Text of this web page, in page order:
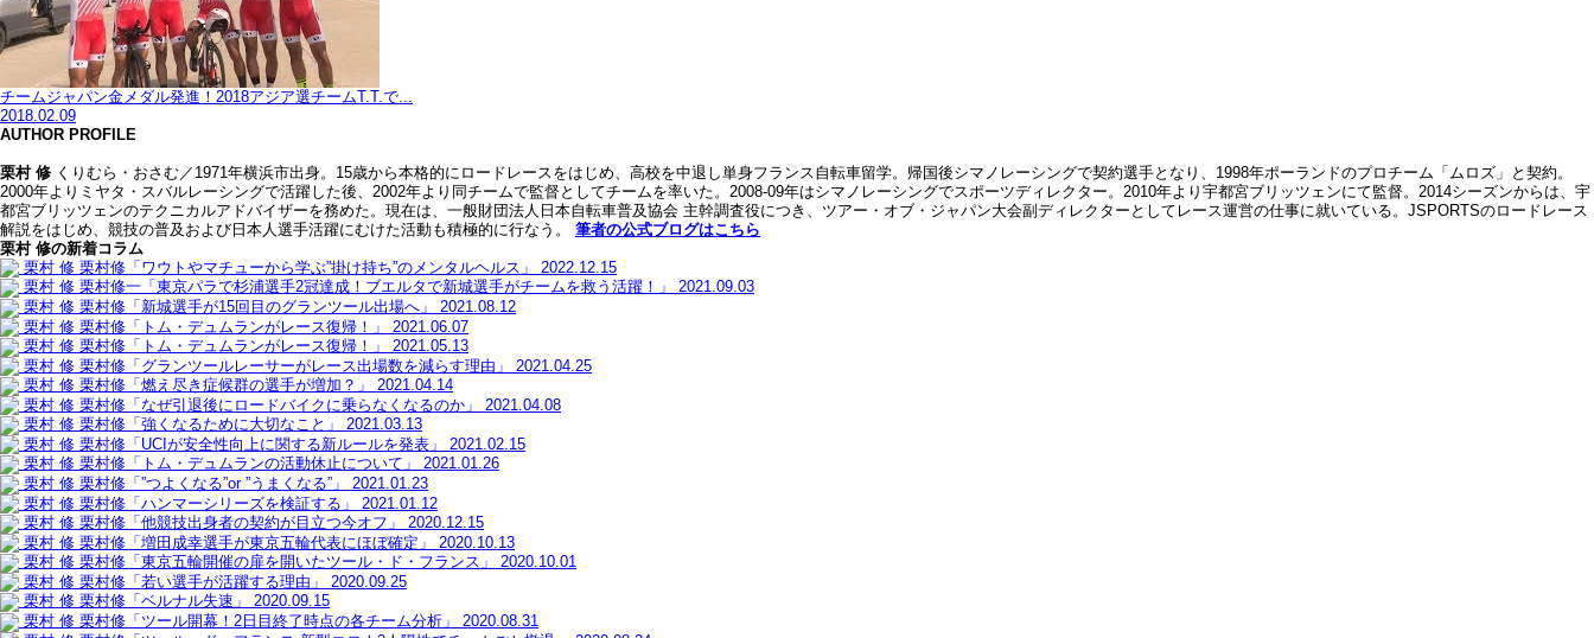
チームジャパン金メダル発進！2018アジア選チームT.T.で...
2018.02.09
AUTHOR PROFILE
栗村 修 くりむら・おさむ／1971年横浜市出身。15歳から本格的にロードレースをはじめ、高校を中退し単身フランス自転車留学。帰国後シマノレーシングで契約選手となり、1998年ポーランドのプロチーム「ムロズ」と契約。
2000年よりミヤタ・スバルレーシングで活躍した後、2002年より同チームで監督としてチームを率いた。2008-09年はシマノレーシングでスポーツディレクター。2010年より宇都宮ブリッツェンにて監督。2014シーズンからは、宇
都宮ブリッツェンのテクニカルアドバイザーを務めた。現在は、一般財団法人日本自転車普及協会 主幹調査役につき、ツアー・オブ・ジャパン大会副ディレクターとしてレース運営の仕事に就いている。JSPORTSのロードレース
解説をはじめ、競技の普及および日本人選手活躍にむけた活動も積極的に行なう。 筆者の公式ブログはこちら
栗村 修の新着コラム
栗村 修 栗村修「ワウトやマチューから学ぶ”掛け持ち”のメンタルヘルス」
2022.12.15
栗村 修 栗村修一「東京パラで杉浦選手2冠達成！ブエルタで新城選手がチームを救う活躍！」
2021.09.03
栗村 修 栗村修「新城選手が15回目のグランツール出場へ」
2021.08.12
栗村 修 栗村修「トム・デュムランがレース復帰！」
2021.06.07
栗村 修 栗村修「トム・デュムランがレース復帰！」
2021.05.13
栗村 修 栗村修「グランツールレーサーがレース出場数を減らす理由」
2021.04.25
栗村 修 栗村修「燃え尽き症候群の選手が増加？」
2021.04.14
栗村 修 栗村修「なぜ引退後にロードバイクに乗らなくなるのか」
2021.04.08
栗村 修 栗村修「強くなるために大切なこと」
2021.03.13
栗村 修 栗村修「UCIが安全性向上に関する新ルールを発表」
2021.02.15
栗村 修 栗村修「トム・デュムランの活動休止について」
2021.01.26
栗村 修 栗村修「”つよくなる”or ”うまくなる”」
2021.01.23
栗村 修 栗村修「ハンマーシリーズを検証する」
2021.01.12
栗村 修 栗村修「他競技出身者の契約が目立つ今オフ」
2020.12.15
栗村 修 栗村修「増田成幸選手が東京五輪代表にほぼ確定」
2020.10.13
栗村 修 栗村修「東京五輪開催の扉を開いたツール・ド・フランス」
2020.10.01
栗村 修 栗村修「若い選手が活躍する理由」
2020.09.25
栗村 修 栗村修「ベルナル失速」
2020.09.15
栗村 修 栗村修「ツール開幕！2日目終了時点の各チーム分析」
2020.08.31